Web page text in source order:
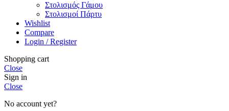
Στολισμός Γάμου
Στολισμοί Πάρτυ
Wishlist
Compare
Login / Register
Shopping cart
Close
Sign in
Close
No account yet?